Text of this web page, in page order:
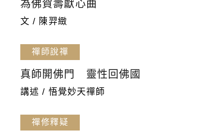
為佛賀壽獻心曲
文 / 陳羿緻
禪師說禪
真師開佛門 靈性回佛國
講述 / 悟覺妙天禪師
禪修釋疑